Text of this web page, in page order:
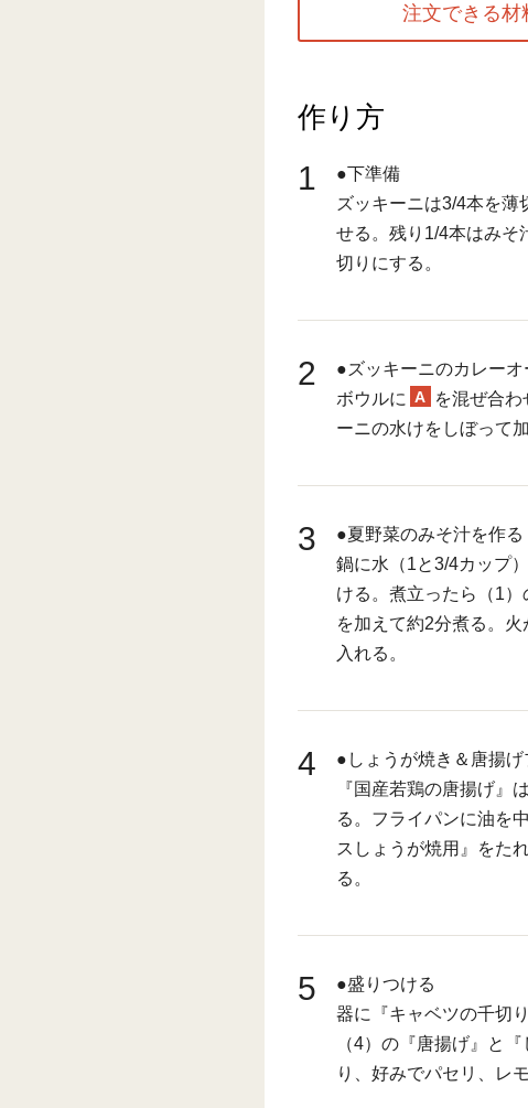
注文できる材
作り方
1
●下準備
ズッキーニは3/4本を薄
せる。残り1/4本はみそ
切りにする。
2
●ズッキーニのカレー
ボウルに A
を混ぜ合
ーニの水けをしぼって
3
●夏野菜のみそ汁を作る
鍋に水（1と3/4カップ
ける。煮立ったら（1
を加えて約2分煮る。
入れる。
4
●しょうが焼き＆唐揚げ
『国産若鶏の唐揚げ』
る。フライパンに油を
スしょうが焼用』をた
る。
5
●盛りつける
器に『キャベツの千切
（4）の『唐揚げ』と
り、好みでパセリ、レ